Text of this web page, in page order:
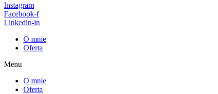
Instagram
Facebook-f
Linkedin-in
O mnie
Oferta
Menu
O mnie
Oferta